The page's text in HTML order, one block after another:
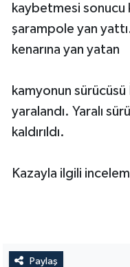
kaybetmesi sonucu
şarampole yan
kenarına yan yatan
kamyonun
yaralandı. Yaralı
kaldırıldı.
Kazayla ilgili
Paylaş